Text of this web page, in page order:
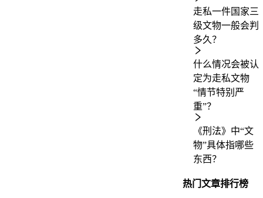
走私一件国家三
级文物一般会判
多久？
什么情况会被认
定为走私文物
“情节特别严
重”？
《刑法》中“文
物”具体指哪些
东西？
热门文章排行榜